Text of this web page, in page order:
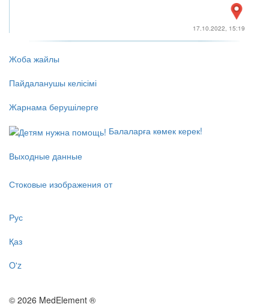
17.10.2022, 15:19
Жоба жайлы
Пайдаланушы келісімі
Жарнама берушілерге
Балаларға көмек керек!
Выходные данные
Стоковые изображения от
Рус
Қаз
O'z
© 2026 MedElement ®